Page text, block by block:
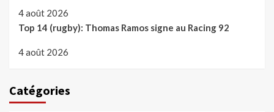
4 août 2026
Top 14 (rugby): Thomas Ramos signe au Racing 92
4 août 2026
Catégories